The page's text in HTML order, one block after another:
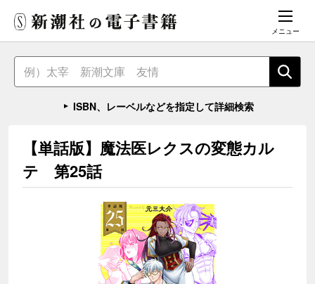
メニュー
ISBN、レーベルなどを指定して詳細検索
【単話版】魔法医レクスの変態カル
テ 第25話